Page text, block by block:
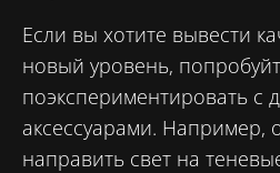
Если вы хотите вывести
новый уровень,
поэкспериментировать с
аксессуарами. Например,
направить свет на